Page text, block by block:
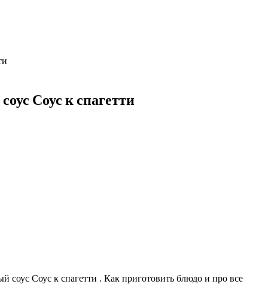
Соус к спагетти
Соус к спагетти . Как приготовить блюдо и про все